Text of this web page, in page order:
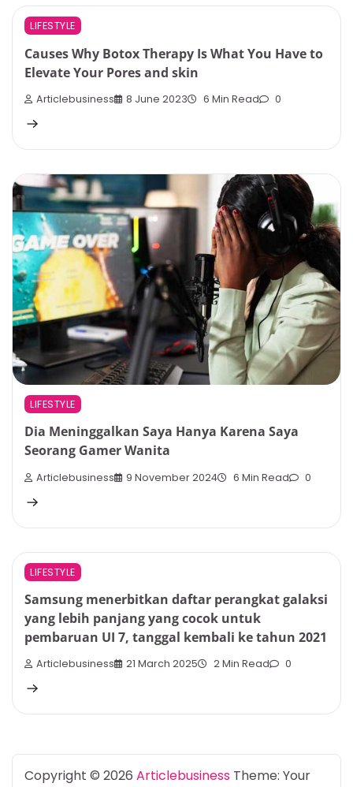
LIFESTYLE
Causes Why Botox Therapy Is What You Have to
Elevate Your Pores and skin
Articlebusiness 8 June 2023 6 Min Read 0
LIFESTYLE
Dia Meninggalkan Saya Hanya Karena Saya
Seorang Gamer Wanita
Articlebusiness 9 November 2024 6 Min Read 0
LIFESTYLE
Samsung menerbitkan daftar perangkat galaksi
yang lebih panjang yang cocok untuk
pembaruan UI 7, tanggal kembali ke tahun 2021
Articlebusiness 21 March 2025 2 Min Read 0
Copyright © 2026 Articlebusiness Theme: Your